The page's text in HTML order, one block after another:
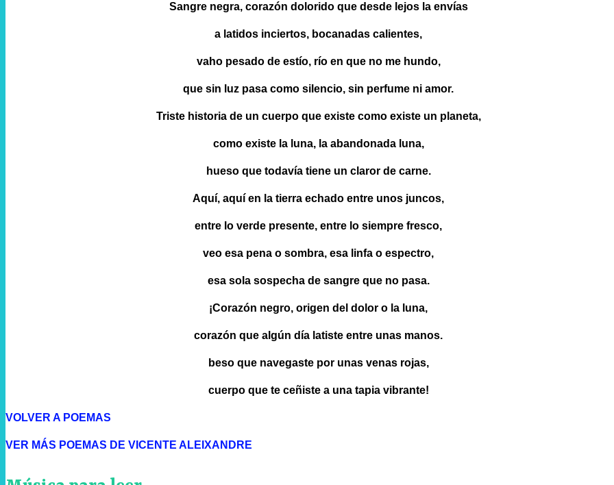
Sangre negra, corazón dolorido que desde lejos la envías
a latidos inciertos, bocanadas calientes,
vaho pesado de estío, río en que no me hundo,
que sin luz pasa como silencio, sin perfume ni amor.
Triste historia de un cuerpo que existe como existe un planeta,
como existe la luna, la abandonada luna,
hueso que todavía tiene un claror de carne.
Aquí, aquí en la tierra echado entre unos juncos,
entre lo verde presente, entre lo siempre fresco,
veo esa pena o sombra, esa linfa o espectro,
esa sola sospecha de sangre que no pasa.
¡Corazón negro, origen del dolor o la luna,
corazón que algún día latiste entre unas manos.
beso que navegaste por unas venas rojas,
cuerpo que te ceñiste a una tapia vibrante!
VOLVER A POEMAS
VER MÁS POEMAS DE VICENTE ALEIXANDRE